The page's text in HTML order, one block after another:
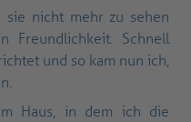
nicht mehr zu sehen
Freundlichkeit. Schnell
und so kam nun ich,
Haus, in dem ich die